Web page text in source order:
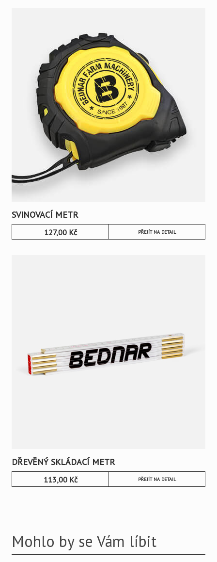
SVINOVACÍ METR
127,00 Kč PŘEJÍT NA DETAIL
DŘEVĚNÝ SKLÁDACÍ METR
113,00 Kč PŘEJÍT NA DETAIL
Mohlo by se Vám líbit